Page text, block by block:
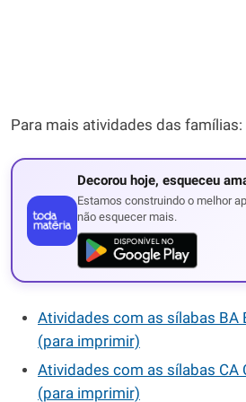
Para mais atividades das famílias:
Decorou hoje, esqueceu
Estamos construindo o melhor
não esquecer mais.
Atividades com as sílabas BA
(para imprimir)
Atividades com as sílabas CA
(para imprimir)